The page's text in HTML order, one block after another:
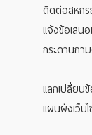
ติดต่อสหก
แจ้งข้อเสน
กระดานถา
แลกเปลี่ยน
แผนผังเว็บ